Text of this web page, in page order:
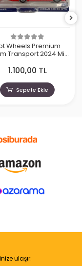
Wheels Premium
Transport 2024 Mix
1.100,00 TL
Sepete Ekle
ulaşır.